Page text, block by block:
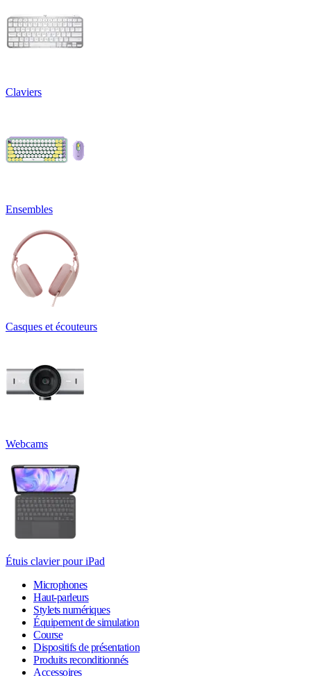
Claviers
Ensembles
Casques et écouteurs
Webcams
Étuis clavier pour iPad
Microphones
Haut-parleurs
Stylets numériques
Équipement de simulation
Course
Dispositifs de présentation
Produits reconditionnés
Accessoires